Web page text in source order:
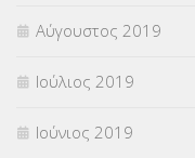
Αύγουστος 2019
Ιούλιος 2019
Ιούνιος 2019